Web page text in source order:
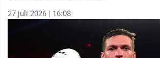
27 juli 2026 | 16:08